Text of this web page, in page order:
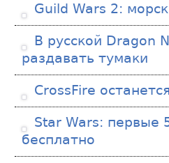
Guild Wars 2:
В русской Dragon
раздавать тумаки
CrossFire
Star Wars: первые
бесплатно